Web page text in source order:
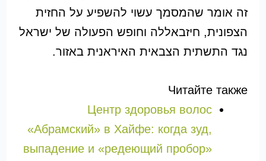
זה אומר שהמסמך עשוי להשפיע על החזית
הצפונית, חיזבאללה וחופש הפעולה של ישראל
נגד התשתית הצבאית האיראנית באזור.
Читайте также
Центр здоровья волос
«Абрaмский» в Хайфе: когда зуд,
выпадение и «редеющий пробор»